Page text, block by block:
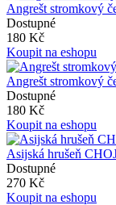
Angrešt stromkový
Dostupné
180 Kč
Koupit na eshopu
Angrešt stromkový
Dostupné
180 Kč
Koupit na eshopu
Asijská hrušeň
Dostupné
270 Kč
Koupit na eshopu